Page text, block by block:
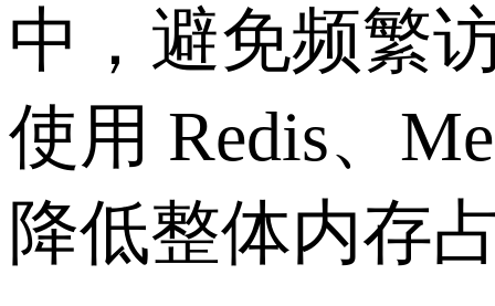
中，避免频繁
使用 Redis、
降低整体内存